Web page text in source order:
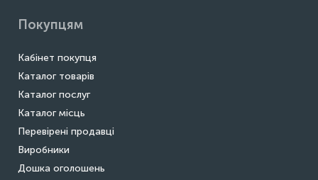
Покупцям
Кабінет покупця
Каталог товарів
Каталог послуг
Каталог місць
Перевірені продавці
Виробники
Дошка оголошень